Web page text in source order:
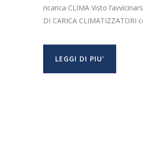
ricarica CLIMA Visto
DI CARICA
LEGGI DI PIU'